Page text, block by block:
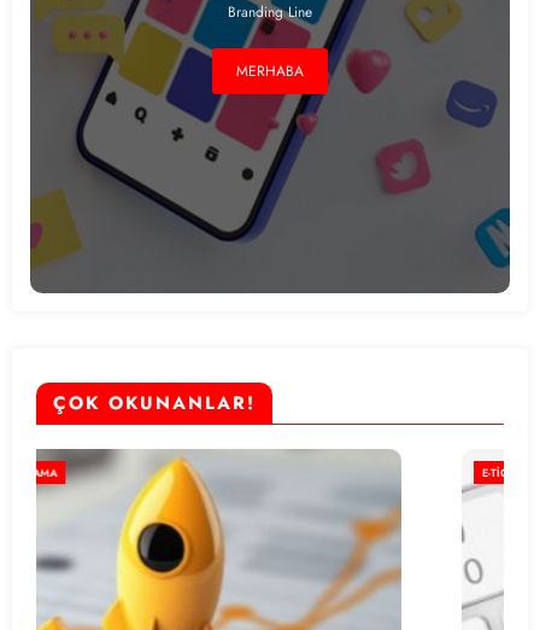
Branding Line
MERHABA
ÇOK OKUNANLAR!
E-TICARET